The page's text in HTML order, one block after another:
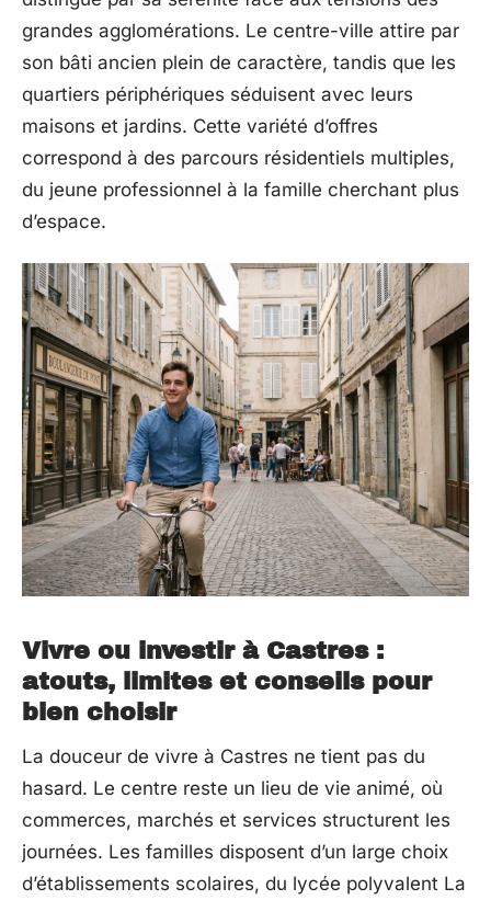
grandes agglomérations. Le centre-ville attire par
son bâti ancien plein de caractère, tandis que les
quartiers périphériques séduisent avec leurs
maisons et jardins. Cette variété d’offres
correspond à des parcours résidentiels multiples,
du jeune professionnel à la famille cherchant plus
d’espace.
Vivre ou investir à Castres :
atouts, limites et conseils pour
bien choisir
La douceur de vivre à Castres ne tient pas du
hasard. Le centre reste un lieu de vie animé, où
commerces, marchés et services structurent les
journées. Les familles disposent d’un large choix
d’établissements scolaires, du lycée polyvalent La